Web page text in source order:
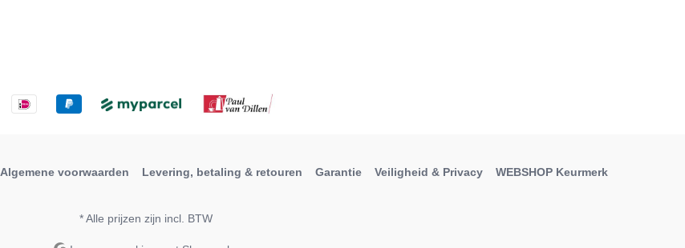
Algemene voorwaarden Levering, betaling & retouren Garantie Veiligheid & Privacy WEBSHOP Keurmerk
* Alle prijzen zijn incl. BTW